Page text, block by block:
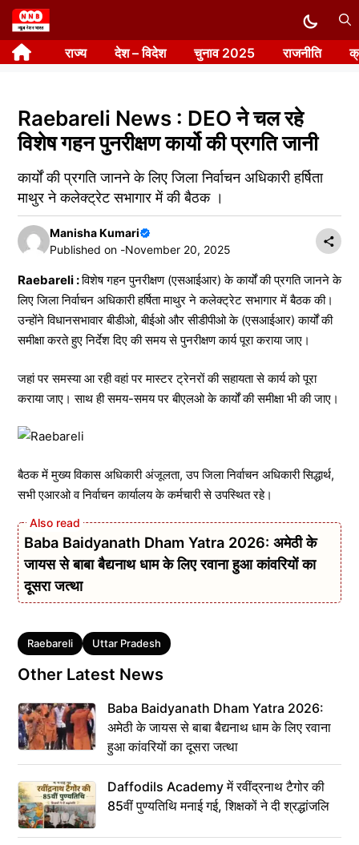
Skip
to
content राज्य देश – विदेश चुनाव 2025 राजनीति
Raebareli News : DEO ने चल रहे
विशेष गहन पुनरीक्षण कार्यो की प्रगति जानी
कार्यों की प्रगति जानने के लिए जिला निर्वाचन अधिकारी हर्षिता
माथुर ने कलेक्ट्रेट सभागार में की बैठक ।
Manisha Kumari
Published on -November 20, 2025
Raebareli :विशेष गहन पुनरीक्षण (एसआईआर) के कार्यों की प्रगति जानने के
लिए जिला निर्वाचन अधिकारी हर्षिता माथुर ने कलेक्ट्रेट सभागार में बैठक की।
उन्होंने विधानसभावार बीडीओ, बीईओ और सीडीपीओ के (एसआईआर) कार्यों की
समीक्षा करते हुए निर्देश दिए की समय से पुनरीक्षण कार्य पूरा कराया जाए।
जहां पर समस्या आ रही वहां पर मास्टर ट्रेनरों की सहायता से कार्य को पूरा
कराया जाए। साथ ही समय-समय पर बीएलओ के कार्यों की समीक्षा भी की जाए।
बैठक में मुख्य विकास अधिकारी अंजूलता, उप जिला निर्वाचन अधिकारी सिद्धार्थ,
सभी एआरओ व निर्वाचन कार्यालय के कर्मचारी से उपस्थित रहे।
Baba Baidyanath Dham Yatra 2026: अमेठी के
जायस से बाबा बैद्यनाथ धाम के लिए रवाना हुआ कांवरियों का
दूसरा जत्था
Tags
Raebareli Uttar Pradesh
Other Latest News
Baba Baidyanath Dham Yatra 2026:
अमेठी के जायस से बाबा बैद्यनाथ धाम के लिए रवाना
हुआ कांवरियों का दूसरा जत्था
Daffodils Academy में रवींद्रनाथ टैगोर की
85वीं पुण्यतिथि मनाई गई, शिक्षकों ने दी श्रद्धांजलि